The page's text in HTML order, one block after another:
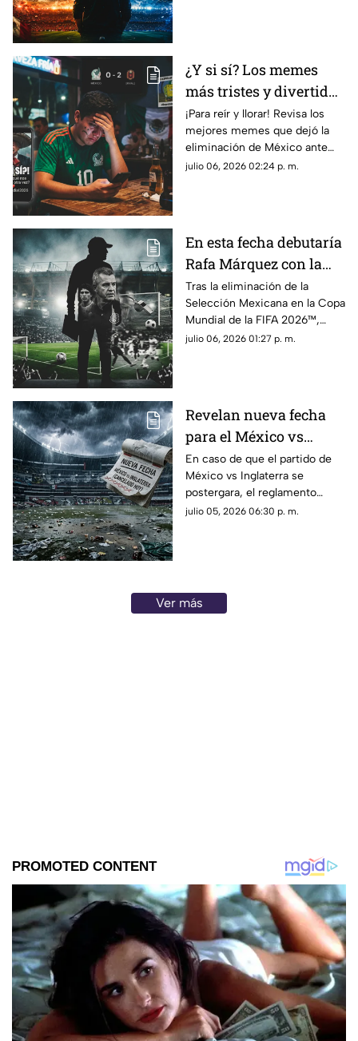
¿Y si sí? Los memes
más tristes y divertidos
que dejó la eliminación
de México en la Copa
Mundial de la FIFA
2026™
¡Para reír y llorar! Revisa los
mejores memes que dejó la
eliminación de México ante
Inglaterra en la Copa Mundial
julio 06, 2026 02:24 p. m.
En esta fecha debutaría
Rafa Márquez con la
Selección Mexicana
como nuevo Director
Técnico
Tras la eliminación de la
Selección Mexicana en la Copa
Mundial de la FIFA 2026™,
Javier Aguirre deja su cargo y
julio 06, 2026 01:27 p. m.
Revelan nueva fecha
para el México vs
Inglaterra si persiste la
tormenta eléctrica
En caso de que el partido de
México vs Inglaterra se
postergara, el reglamento
revela para qué fecha se
julio 05, 2026 06:30 p. m.
Ver más